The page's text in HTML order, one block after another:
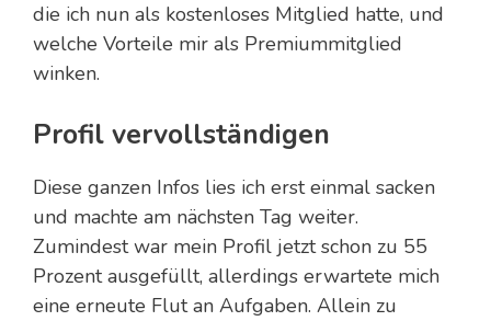
die ich nun als kostenloses Mitglied hatte, und
welche Vorteile mir als Premiummitglied
winken.
Profil vervollständigen
Diese ganzen Infos lies ich erst einmal sacken
und machte am nächsten Tag weiter.
Zumindest war mein Profil jetzt schon zu 55
Prozent ausgefüllt, allerdings erwartete mich
eine erneute Flut an Aufgaben. Allein zu